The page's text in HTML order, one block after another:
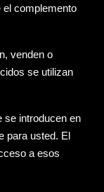
el complemento
venden o
se utilizan
se introducen en
para usted. El
a esos